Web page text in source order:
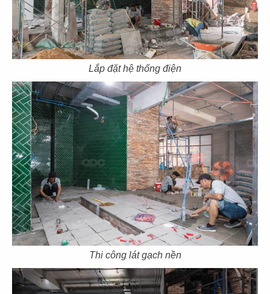
Lắp đặt hệ thống điện
Thi công lát gạch nền
59
SOM TUM THAI
CN Estella Palace
60
DÌ MAI
CN VIncom Đồng Khởi
61
ASANOHA
CN Vincom Đồng Khởi, Quận 1
62
THE STREET
CN Nguyễn Thái Học
63
THE STREET
64
THE STREET